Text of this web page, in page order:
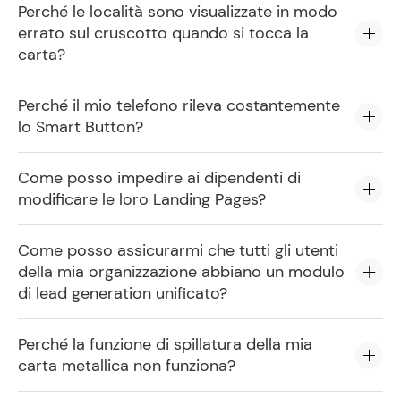
Perché le località sono visualizzate in modo
errato sul cruscotto quando si tocca la
carta?
Perché il mio telefono rileva costantemente
lo Smart Button?
Come posso impedire ai dipendenti di
modificare le loro Landing Pages?
Come posso assicurarmi che tutti gli utenti
della mia organizzazione abbiano un modulo
di lead generation unificato?
Perché la funzione di spillatura della mia
carta metallica non funziona?